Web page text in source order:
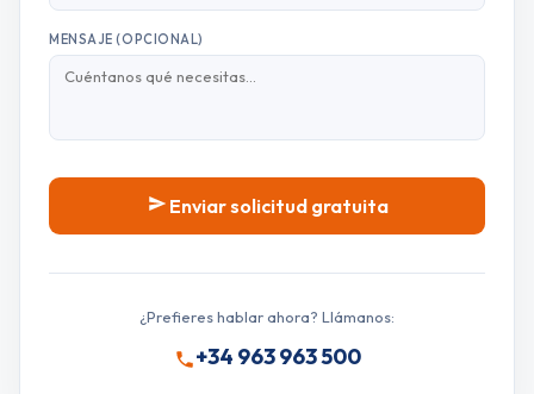
MENSAJE (OPCIONAL)
Enviar solicitud gratuita
¿Prefieres hablar ahora? Llámanos:
+34 963 963 500